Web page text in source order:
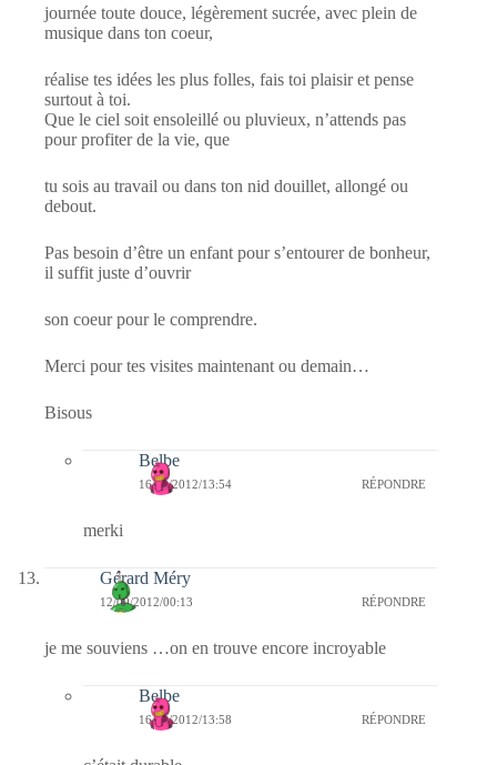
journée toute douce, légèrement sucrée, avec plein de
musique dans ton coeur,
réalise tes idées les plus folles, fais toi plaisir et pense
surtout à toi.
Que le ciel soit ensoleillé ou pluvieux, n’attends pas
pour profiter de la vie, que
tu sois au travail ou dans ton nid douillet, allongé ou
debout.
Pas besoin d’être un enfant pour s’entourer de bonheur,
il suffit juste d’ouvrir
son coeur pour le comprendre.
Merci pour tes visites maintenant ou demain…
Bisous
Belbe
16/09/2012/13:54 RÉPONDRE
merki
Gérard Méry
12/09/2012/00:13 RÉPONDRE
je me souviens …on en trouve encore incroyable
Belbe
16/09/2012/13:58 RÉPONDRE